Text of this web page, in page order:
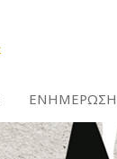
ΕΝΗΜΕΡΩΣΗ